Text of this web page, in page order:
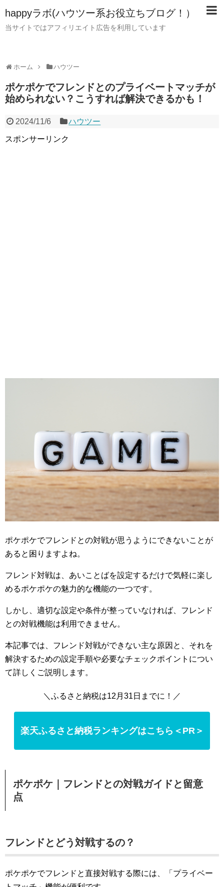
happyラボ(ハウツー系お役立ちブログ！）
当サイトではアフィリエイト広告を利用しています
ホーム ハウツー
ポケポケでフレンドとのプライベートマッチが
始められない？こうすれば解決できるかも！
2024/11/6 ハウツー
スポンサーリンク
ポケポケでフレンドとの対戦が思うようにできないことが
あると困りますよね。
フレンド対戦は、あいことばを設定するだけで気軽に楽し
めるポケポケの魅力的な機能の一つです。
しかし、適切な設定や条件が整っていなければ、フレンド
との対戦機能は利用できません。
本記事では、フレンド対戦ができない主な原因と、それを
解決するための設定手順や必要なチェックポイントについ
て詳しくご説明します。
＼ふるさと納税は12月31日までに！／
楽天ふるさと納税ランキングはこちら＜PR＞
ポケポケ｜フレンドとの対戦ガイドと留意
点
フレンドとどう対戦するの？
ポケポケでフレンドと直接対戦する際には、「プライベー